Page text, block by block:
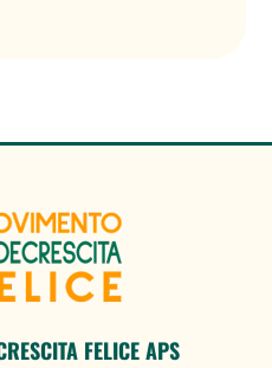
FELICE APS